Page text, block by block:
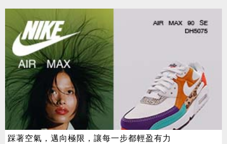
踩著空氣，邁向極限，讓每一步都輕盈有力